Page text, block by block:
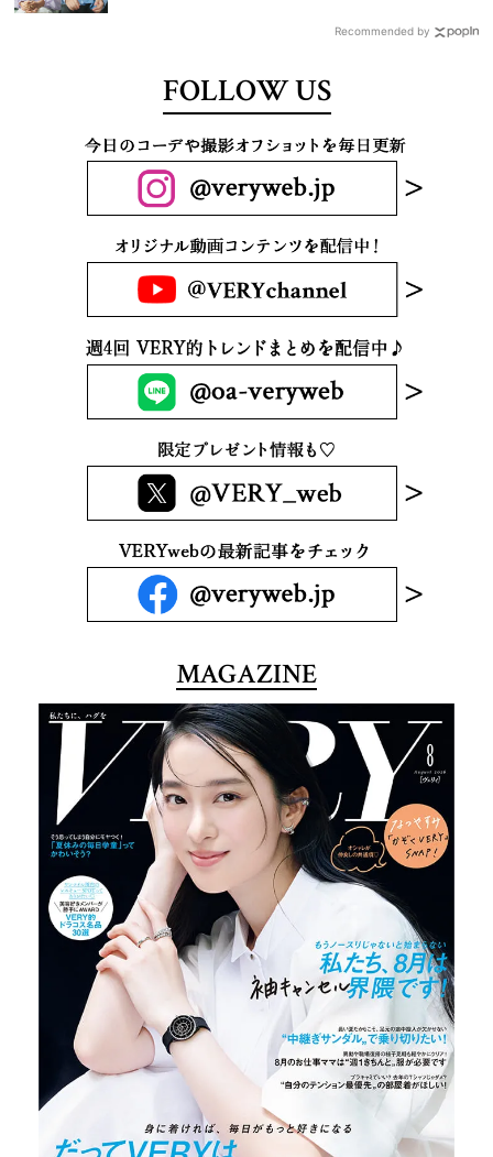
Recommended by
FOLLOW US
MAGAZINE